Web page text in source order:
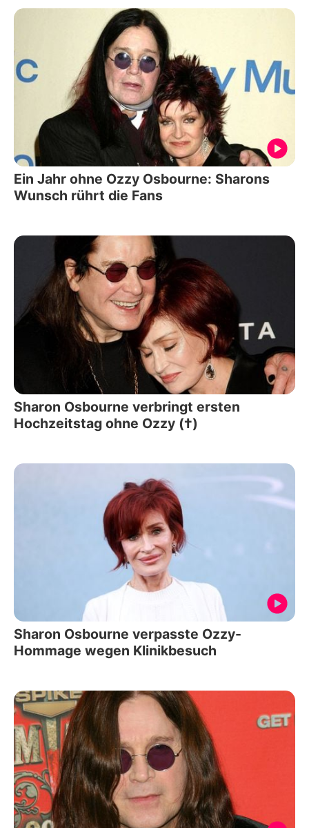
Ein Jahr ohne Ozzy Osbourne: Sharons
Wunsch rührt die Fans
Sharon Osbourne verbringt ersten
Hochzeitstag ohne Ozzy (†)
Sharon Osbourne verpasste Ozzy-
Hommage wegen Klinikbesuch